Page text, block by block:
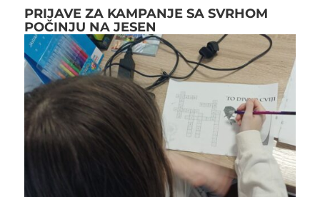
PRIJAVE ZA KAMPANJE SA SVRHOM
POČINJU NA JESEN